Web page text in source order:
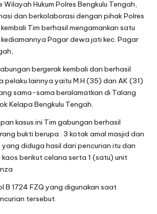
Hukum Polres Bengkulu Tengah,
dan berkolaborasi dengan pihak Polres
Tim berhasil mengamankan satu
Pagar dewa jati kec. Pagar
bergerak kembali dan berhasil
pelaku lainnya yaitu M.H (35) dan AK (31)
sama-sama beralamatkan di Talang
Kelapa Bengkulu Tengah.
kasus ini Tim gabungan berhasil
bukti berupa : 3 kotak amal masjid dan
yang diduga hasil dari pencurian itu dan
berikut celana serta 1 (satu) unit
B 1724 FZQ yang digunakan saat
tersebut.